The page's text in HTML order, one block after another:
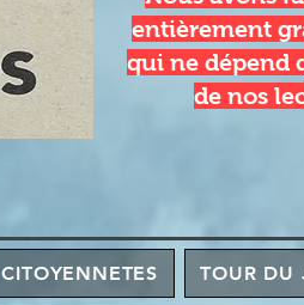
entièrement
qui ne dépend
de nos
CITOYENNETES TOUR DU